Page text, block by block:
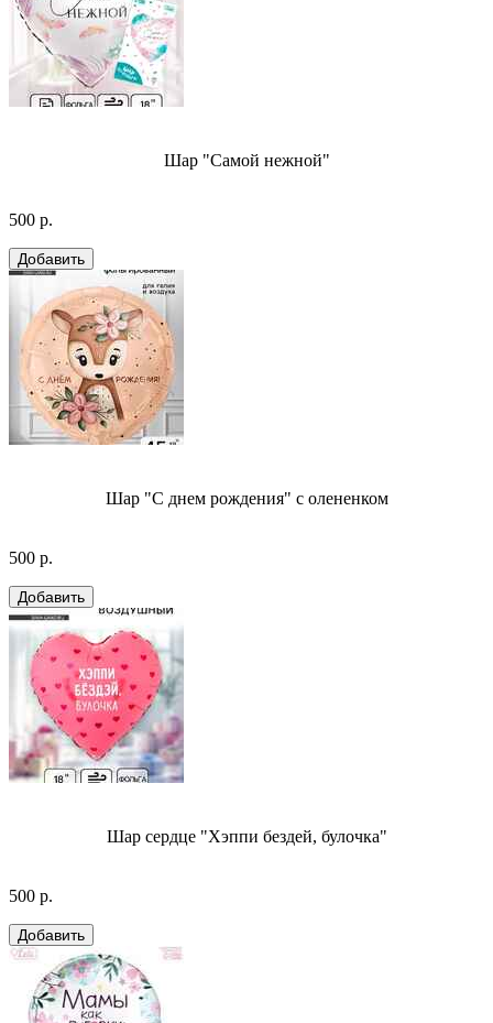
Шар "Самой нежной"
500 р.
Шар "С днем рождения" с олененком
500 р.
Шар сердце "Хэппи бездей, булочка"
500 р.